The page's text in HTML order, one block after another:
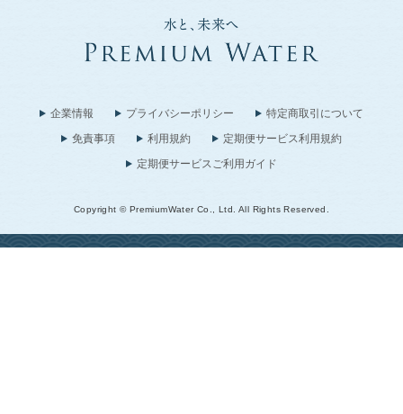
企業情報 プライバシーポリシー
特定商取引について
免責事項
利用規約
定期便サービス利用規約
定期便サービスご利用ガイド
Copyright © PremiumWater Co., Ltd. All Rights Reserved.